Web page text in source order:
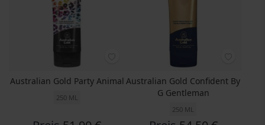
Australian Gold Party Animal
250 ML
Australian Gold Confident By
G Gentleman
250 ML